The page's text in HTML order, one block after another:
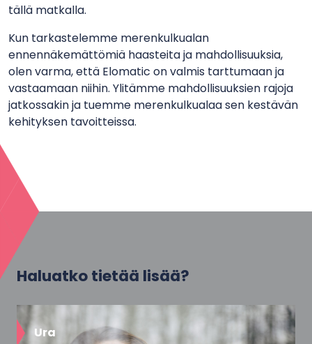
tällä matkalla.
Kun tarkastelemme merenkulkualan
ennennäkemättömiä haasteita ja mahdollisuuksia,
olen varma, että Elomatic on valmis tarttumaan ja
vastaamaan niihin. Ylitämme mahdollisuuksien rajoja
jatkossakin ja tuemme merenkulkualaa sen kestävän
kehityksen tavoitteissa.
Haluatko tietää lisää?
Ura